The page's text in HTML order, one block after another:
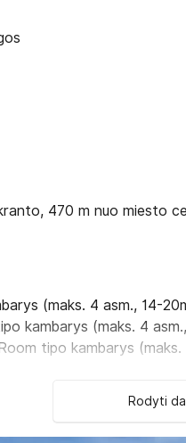
470 m nuo miesto
(maks. 4 asm., 14-
kambarys (maks. 4
tipo kambarys (maks.
kambarys (maks. 2 asm.,
Rodyti